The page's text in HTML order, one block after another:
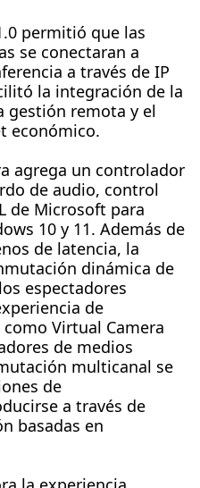
permitió que las
se conectaran a
a través de IP
la integración de la
gestión remota y el
económico.
agrega un controlador
de audio, control
de Microsoft para
10 y 11. Además de
de latencia, la
dinámica de
espectadores
de
Virtual Camera
de medios
multicanal se
de
a través de
basadas en